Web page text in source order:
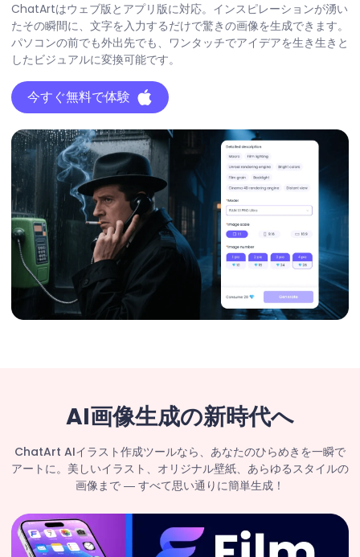
ChatArtはウェブ版とアプリ版に対応。インスピレーションが湧い
たその瞬間に、文字を入力するだけで驚きの画像を生成できます。
パソコンの前でも外出先でも、ワンタッチでアイデアを生き生きと
したビジュアルに変換可能です。
今すぐ無料で体験
AI画像生成の新時代へ
ChatArt AIイラスト作成ツールなら、あなたのひらめきを一瞬で
アートに。美しいイラスト、オリジナル壁紙、あらゆるスタイルの
画像まで ― すべて思い通りに簡単生成！